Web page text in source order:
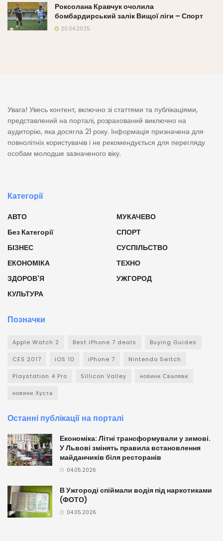
Роксолана Кравчук очолила
бомбардирський залік Вищої ліги – Спорт
20.04.2025
Увага! Увесь контент, включно зі статтями та публікаціями,
представлений на порталі, розрахований виключно на
аудиторію, яка досягла 21 року. Інформація призначена для
повнолітніх користувачів і не рекомендується для перегляду
особам молодше зазначеного віку.
Категорії
АВТО
Без Категорії
БІЗНЕС
ЕКОНОМІКА
ЗДОРОВ'Я
КУЛЬТУРА
МУКАЧЕВО
СПОРТ
СУСПІЛЬСТВО
ТЕХНО
УЖГОРОД
Позначки
Apple Watch 2 Best iPhone 7 deals Buying Guides
CES 2017 iOS 10 iPhone 7 Nintendo Switch
Playstation 4 Pro Sillicon Valley новини Сваляви
новини Хуста
Останні публікації на порталі
Економіка: Літні трансформували у зимові.
У Львові змінять правила встановлення
майданчиків біля ресторанів
04.05.2026
В Ужгороді спіймали водія під наркотиками
(ФОТО)
04.05.2026